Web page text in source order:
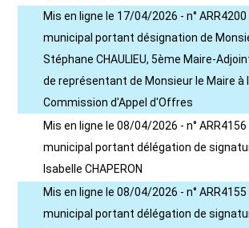
Mis en ligne le 17/04/2026 - n°
municipal portant désignation de
Stéphane CHAULIEU, 5ème Maire-
de représentant de Monsieur le Maire à
Commission d'Appel d'Offres
Mis en ligne le 08/04/2026 - n°
municipal portant délégation de
Isabelle CHAPERON
Mis en ligne le 08/04/2026 - n°
municipal portant délégation de